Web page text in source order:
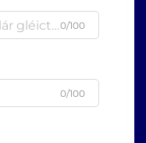
0/100
0/100